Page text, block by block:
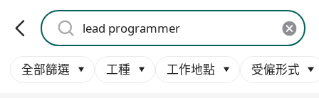
全部篩選 工種 工作地點 受僱形式